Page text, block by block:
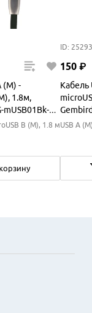
(M) -
1.8м,
mUSB01Bk-
B (M), 1.8 м
ID:
150 ₽
Кабель
USB A